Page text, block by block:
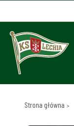
Strona główna